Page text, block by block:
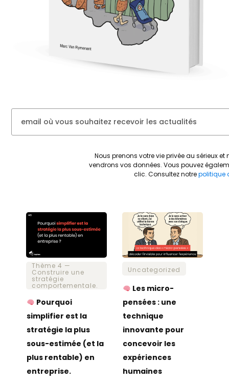
Nous prenons votre vie privée au sérieux
vendrons vos données. Vous pouvez
clic. Consultez notrepolitique
Thème 4 —
Construire une
stratégie
comportementale.
Pourquoi
simplifier est la
stratégie la plus
sous-estimée (et la
plus rentable) en
entreprise.
Uncategorized
Les micro-
pensées : une
technique
innovante pour
concevoir les
expériences
humaines